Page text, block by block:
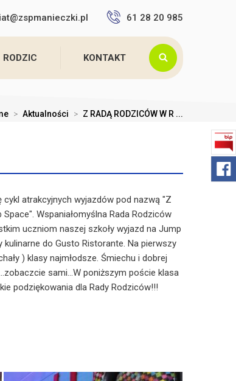
61 28 20 985
RODZIC KONTAKT
> Aktualności > Z RADĄ RODZICÓW W R ...
atrakcyjnych wyjazdów pod nazwą "Z
Wspaniałomyślna Rada Rodziców
uczniom naszej szkoły wyjazd na Jump
do Gusto Ristorante. Na pierwszy
) klasy najmłodsze. Śmiechu i dobrej
sami...W poniższym poście klasa
podziękowania dla Rady Rodziców!!!